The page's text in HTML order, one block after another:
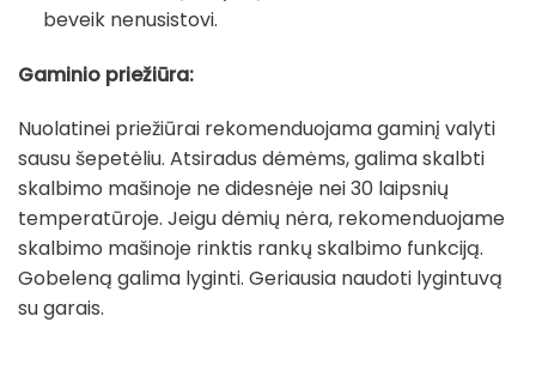
beveik nenusistovi.
Gaminio priežiūra:
Nuolatinei priežiūrai rekomenduojama gaminį valyti
sausu šepetėliu. Atsiradus dėmėms, galima skalbti
skalbimo mašinoje ne didesnėje nei 30 laipsnių
temperatūroje. Jeigu dėmių nėra, rekomenduojame
skalbimo mašinoje rinktis rankų skalbimo funkciją.
Gobeleną galima lyginti. Geriausia naudoti lygintuvą
su garais.